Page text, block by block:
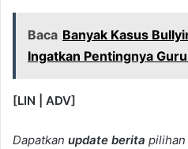
Baca Banyak Kasus
Ingatkan Pentingnya
[LIN | ADV]
Dapatkan update berita pilihan